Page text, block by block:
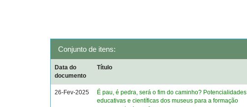
Conjunto de itens:
Data do
documento
Título
26-Fev-2025
É pau, é pedra, será o fim do caminho? Potencialidades
educativas e científicas dos museus para a formação